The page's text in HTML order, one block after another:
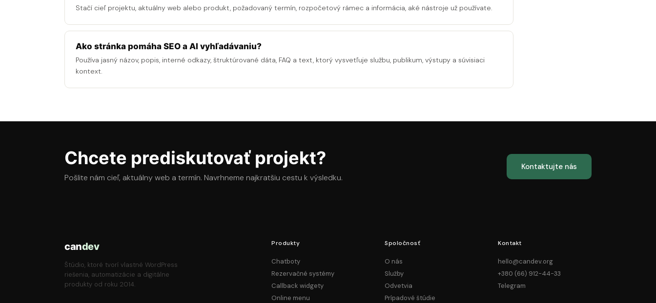
Stačí cieľ projektu, aktuálny web alebo produkt, požadovaný termín, rozpočetový rámec a informácia, aké nástroje už používate.
Ako stránka pomáha SEO a AI vyhľadávaniu?
Používa jasný názov, popis, interné odkazy, štruktúrované dáta, FAQ a text, ktorý vysvetľuje službu, publikum, výstupy a súvisiaci
kontext.
Chcete prediskutovať projekt?
Pošlite nám cieľ, aktuálny web a termín. Navrhneme najkratšiu cestu k výsledku.
Kontaktujte nás
candev
Štúdio, ktoré tvorí vlastné WordPress
riešenia, automatizácie a digitálne
produkty od roku 2014.
Produkty
Chatboty
Rezervačné systémy
Callback widgety
Online menu
Spoločnosť
O nás
Služby
Odvetvia
Prípadové štúdie
Kontakt
hello@candev.org
+380 (66) 912-44-33
Telegram